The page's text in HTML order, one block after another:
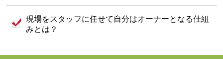
現場をスタッフに任せて自分はオーナーとなる仕組
みとは？